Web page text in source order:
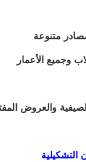
متنوعة
وجميع الأعمار
والعروض